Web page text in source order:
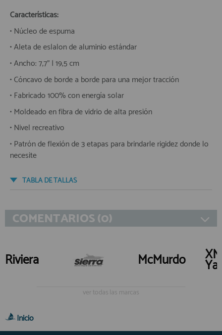
Características:
• Núcleo de espuma
• Aleta de eslalon de aluminio estándar
• Ancho: 7,7" | 19,5 cm
• Cóncavo de borde a borde para una mejor tracción
• Fabricado 100% con energía solar
• Moldeado en fibra de vidrio de alta presión
• Nivel recreativo
• Patrón de flexión de 3 etapas para brindarle rigidez donde lo
necesite
TABLA DE TALLAS
COMENTARIOS (0)
Riviera McMurdo XM
ver todas las marcas
Inicio